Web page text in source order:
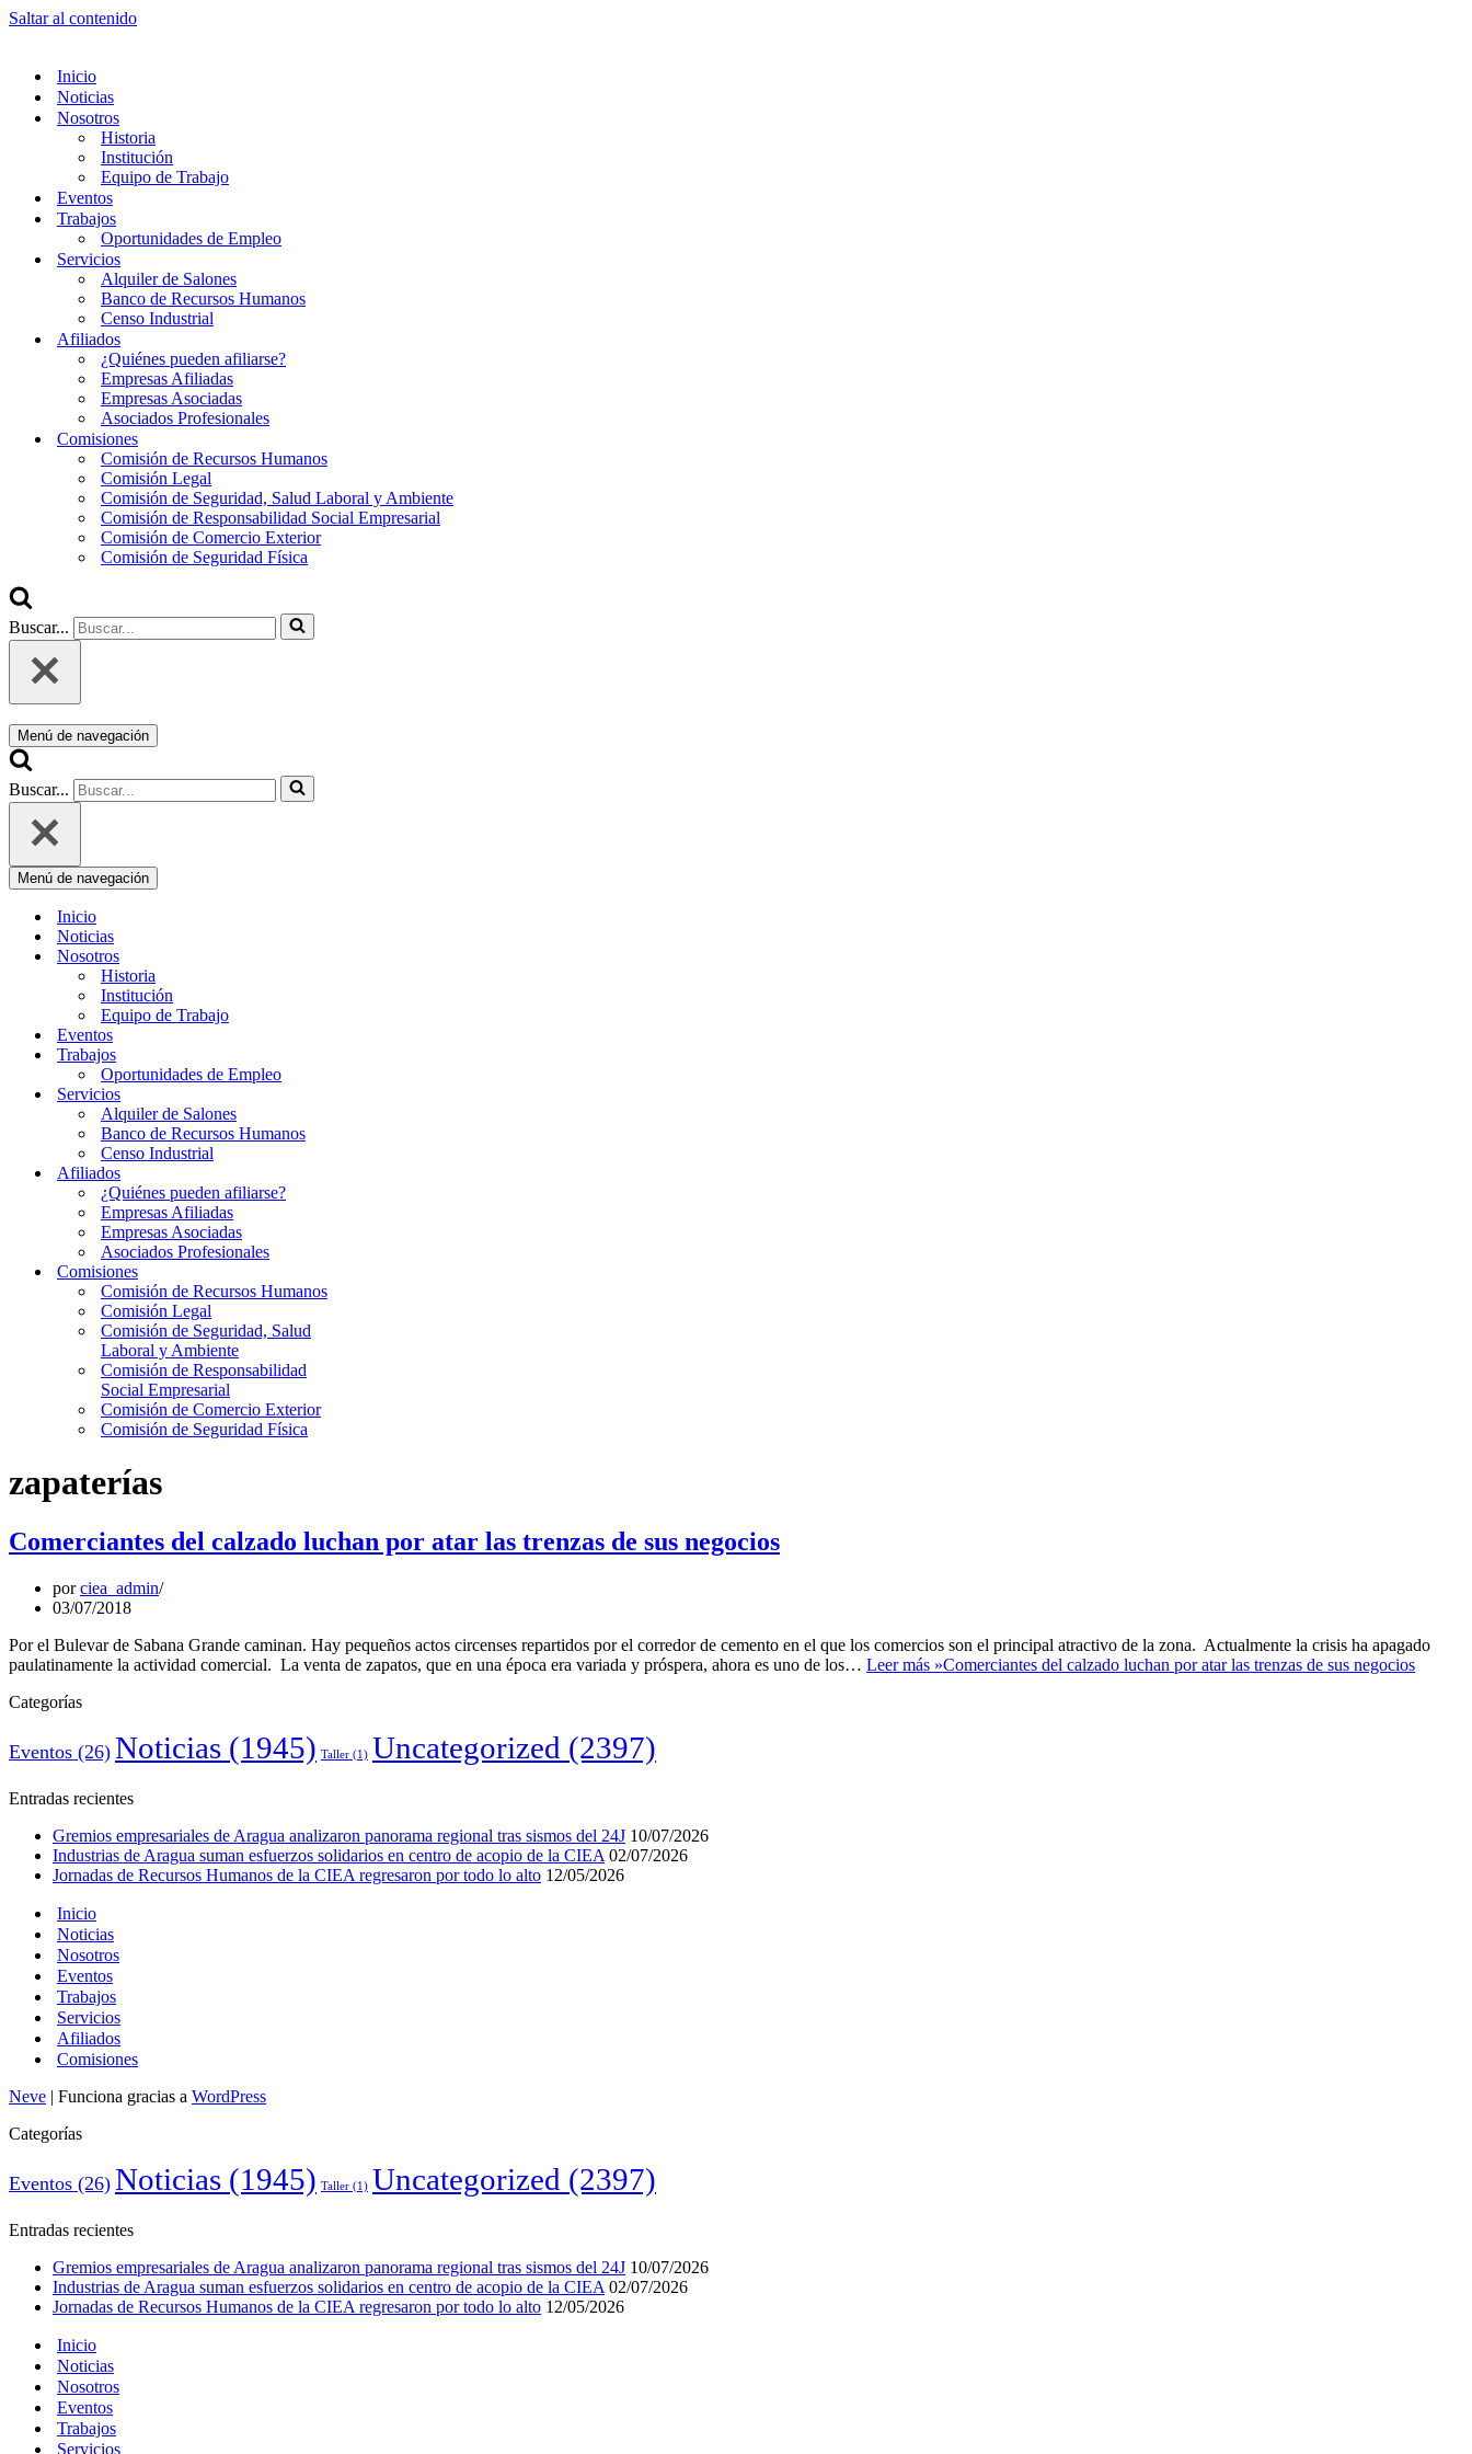
Saltar al contenido
Inicio
Noticias
Nosotros
Historia
Institución
Equipo de Trabajo
Eventos
Trabajos
Oportunidades de Empleo
Servicios
Alquiler de Salones
Banco de Recursos Humanos
Censo Industrial
Afiliados
¿Quiénes pueden afiliarse?
Empresas Afiliadas
Empresas Asociadas
Asociados Profesionales
Comisiones
Comisión de Recursos Humanos
Comisión Legal
Comisión de Seguridad, Salud Laboral y Ambiente
Comisión de Responsabilidad Social Empresarial
Comisión de Comercio Exterior
Comisión de Seguridad Física
Buscar...
Menú de navegación
Buscar...
Menú de navegación
Inicio
Noticias
Nosotros
Historia
Institución
Equipo de Trabajo
Eventos
Trabajos
Oportunidades de Empleo
Servicios
Alquiler de Salones
Banco de Recursos Humanos
Censo Industrial
Afiliados
¿Quiénes pueden afiliarse?
Empresas Afiliadas
Empresas Asociadas
Asociados Profesionales
Comisiones
Comisión de Recursos Humanos
Comisión Legal
Comisión de Seguridad, Salud
Laboral y Ambiente
Comisión de Responsabilidad
Social Empresarial
Comisión de Comercio Exterior
Comisión de Seguridad Física
zapaterías
Comerciantes del calzado luchan por atar las trenzas de sus negocios
porciea_admin
03/07/2018
Por el Bulevar de Sabana Grande caminan. Hay pequeños actos circenses repartidos por el corredor de cemento en el que los comercios son el principal atractivo de la zona. Actualmente la crisis ha apagado
paulatinamente la actividad comercial. La venta de zapatos, que en una época era variada y próspera, ahora es uno de los… Leer más »Comerciantes del calzado luchan por atar las trenzas de sus negocios
Categorías
Eventos (26) Noticias (1945) Taller (1) Uncategorized (2397)
Entradas recientes
Gremios empresariales de Aragua analizaron panorama regional tras sismos del 24J 10/07/2026
Industrias de Aragua suman esfuerzos solidarios en centro de acopio de la CIEA 02/07/2026
Jornadas de Recursos Humanos de la CIEA regresaron por todo lo alto 12/05/2026
Inicio
Noticias
Nosotros
Eventos
Trabajos
Servicios
Afiliados
Comisiones
Neve | Funciona gracias a WordPress
Categorías
Eventos (26) Noticias (1945) Taller (1) Uncategorized (2397)
Entradas recientes
Gremios empresariales de Aragua analizaron panorama regional tras sismos del 24J 10/07/2026
Industrias de Aragua suman esfuerzos solidarios en centro de acopio de la CIEA 02/07/2026
Jornadas de Recursos Humanos de la CIEA regresaron por todo lo alto 12/05/2026
Inicio
Noticias
Nosotros
Eventos
Trabajos
Servicios